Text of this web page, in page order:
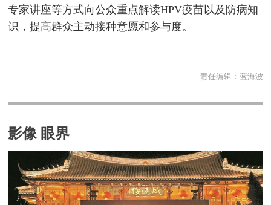
专家讲座等方式向公众重点解读HPV疫苗以及防病知
识，提高群众主动接种意愿和参与度。
责任编辑： 蓝海波
影像 眼界